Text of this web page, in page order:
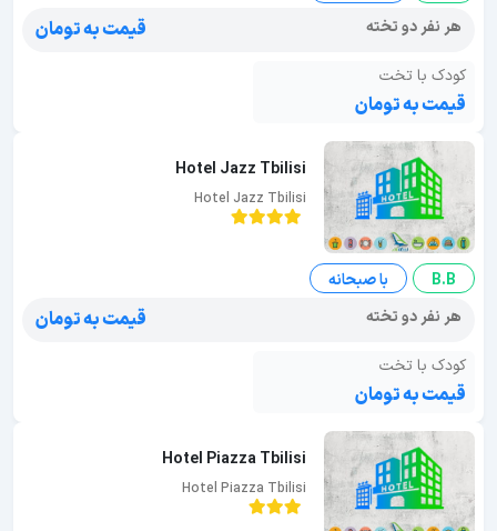
هر نفر دو تخته
قیمت به تومان
کودک با تخت
قیمت به تومان
Hotel Jazz Tbilisi
Hotel Jazz Tbilisi
B.B
با صبحانه
هر نفر دو تخته
قیمت به تومان
کودک با تخت
قیمت به تومان
Hotel Piazza Tbilisi
Hotel Piazza Tbilisi